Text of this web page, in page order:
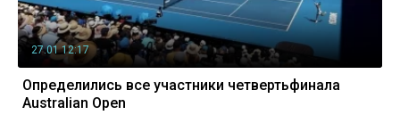
27.01 12:17
Определились все участники четвертьфинала
Australian Open